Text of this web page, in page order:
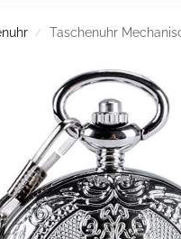
/ Taschenuhr